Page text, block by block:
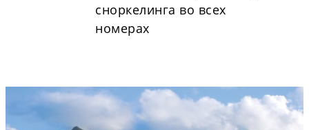
сноркелинга во всех
номерах